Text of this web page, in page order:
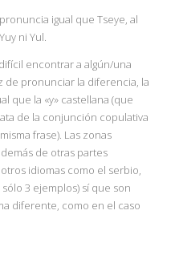
igual que Tseye, al
ni Yul.
encontrar a algún/una
de pronunciar la diferencia, la
que la «y» castellana (que
de la conjunción copulativa
frase). Las zonas
de otras partes
idiomas como el serbio,
3 ejemplos) sí que son
diferente, como en el caso